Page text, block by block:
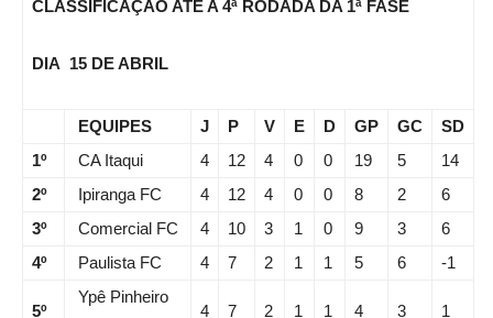
CLASSIFICAÇÃO ATÉ A 4ª RODADA DA 1ª FASE
DIA 15 DE ABRIL
EQUIPES J P V E D GP GC
SD
1º
CA Itaqui 4 12 4 0 0 19 5
14
2º
Ipiranga FC 4 12 4 0 0 8 2
6
3º
Comercial FC 4 10 3 1 0 9 3
6
4º
Paulista FC 4 7 2 1 1 5 6 -1
5º
Ypê Pinheiro
4 7 2 1 1 4 3 1